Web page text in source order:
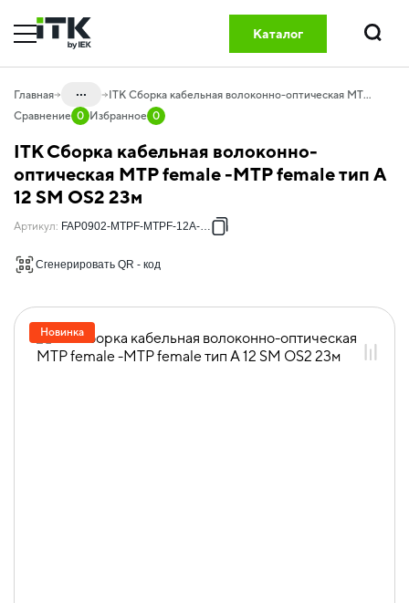
Каталог
Поиск
Главная ...
20.04 Оптический кабель и
компоненты
сборки GREEN
сборки OS2
ITK Сборка кабельная волоконно-оптическая MTP female -MTP female тип A 12 SM OS2 23м
Сравнение 0 Избранное 0
ITK Сборка кабельная волоконно-
оптическая MTP female -MTP female тип A
12 SM OS2 23м
Новинка
Артикул: FAP0902-MTPF-MTPF-12A-023
Сгенерировать QR - код